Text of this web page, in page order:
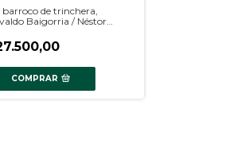
barroco de trinchera,
Baigorria / Néstor
COMPRAR